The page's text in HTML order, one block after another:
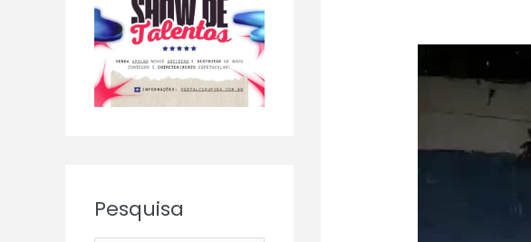
Pesquisa